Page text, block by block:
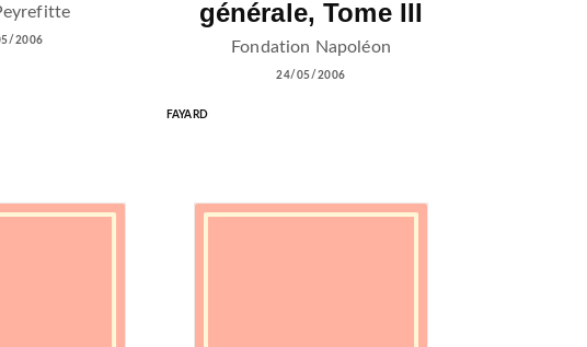
2006
générale, Tome III
Fondation Napoléon
24/05/2006
FAYARD